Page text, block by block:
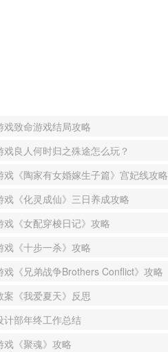
戏致命游戏结局攻略
戏良人何时归之殊途怎么玩？
戏《陶家有女婚嫁生子篇》宫妃线攻略
戏《化灵成仙》三日养成攻略
戏《女配穿梭日记》攻略
戏《十步一杀》攻略
戏《兄弟战争Brothers Conflict》攻略
案《我爱夏天》反思
计部年终工作总结
戏《聚魂》攻略